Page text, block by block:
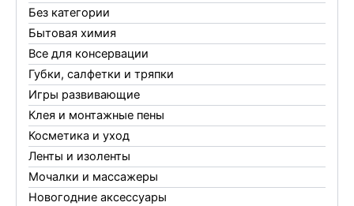
Без категории
Бытовая химия
Все для консервации
Губки, салфетки и тряпки
Игры развивающие
Клея и монтажные пены
Косметика и уход
Ленты и изоленты
Мочалки и массажеры
Новогодние аксессуары